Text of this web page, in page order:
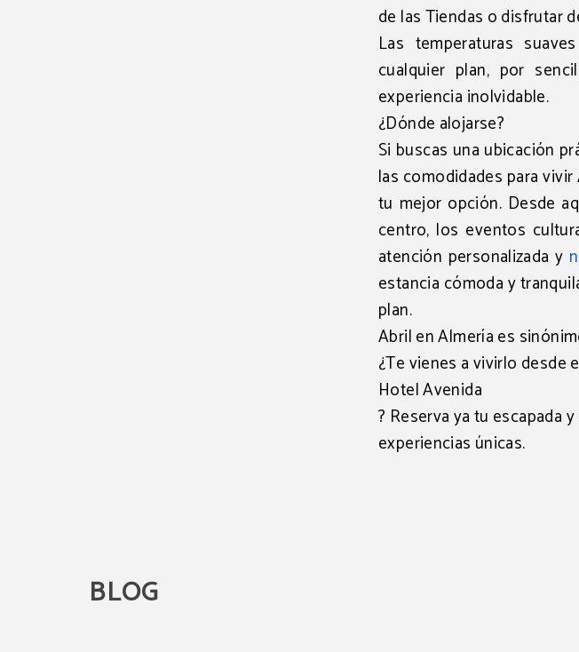
de las Tiendas o disfrutar
Las temperaturas
cualquier plan, por
experiencia inolvidable.
¿Dónde alojarse?
Si buscas una ubicación
las comodidades para
tu mejor opción. Desde
centro, los eventos
atención personalizada y
estancia cómoda y
plan.
Abril en Almería es
¿Te vienes a vivirlo desde
Hotel Avenida
? Reserva ya tu escapada
experiencias únicas.
BLOG